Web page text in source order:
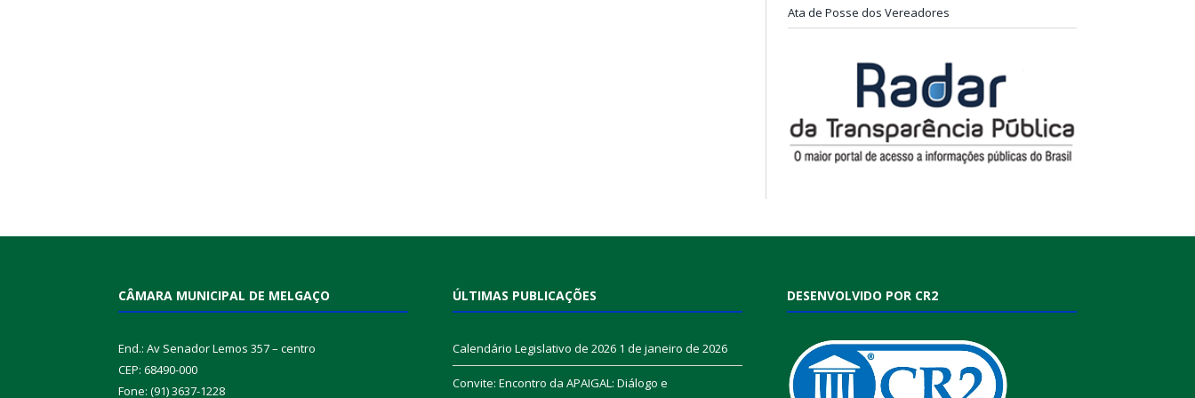
Ata de Posse dos Vereadores
CÂMARA MUNICIPAL DE MELGAÇO
End.: Av Senador Lemos 357 – centro
CEP: 68490-000
Fone: (91) 3637-1228
ÚLTIMAS PUBLICAÇÕES
Calendário Legislativo de 2026 1 de janeiro de 2026
Convite: Encontro da APAIGAL: Diálogo e
DESENVOLVIDO POR CR2